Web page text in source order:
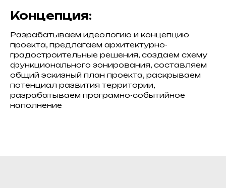
Концепция:
Разрабатываем идеологию и концепцию
проекта, предлагаем архитектурно-
градостроительные решения, создаем схему
функционального зонирования, составляем
общий эскизный план проекта, раскрываем
потенциал развития территории,
разрабатываем програмно-событийное
наполнение